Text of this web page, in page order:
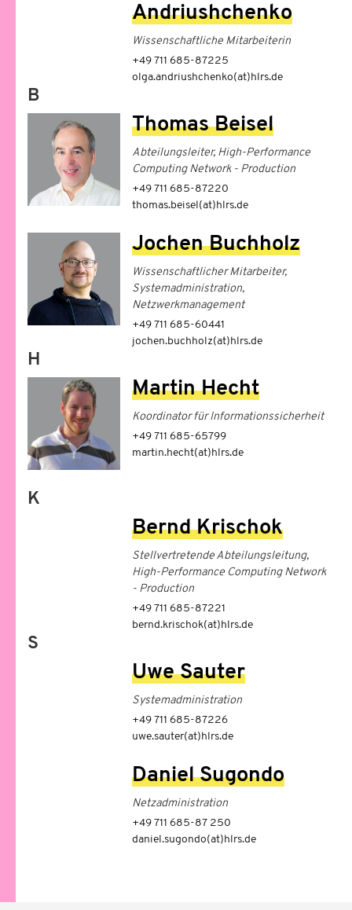
Andriushchenko
Wissenschaftliche Mitarbeiterin
+49 711 685-87225
olga.andriushchenko(at)hlrs.de
B
Thomas Beisel
Abteilungsleiter, High-Performance
Computing Network - Production
+49 711 685-87220
thomas.beisel(at)hlrs.de
Jochen Buchholz
Wissenschaftlicher Mitarbeiter,
Systemadministration,
Netzwerkmanagement
+49 711 685-60441
jochen.buchholz(at)hlrs.de
H
Martin Hecht
Koordinator für Informationssicherheit
+49 711 685-65799
martin.hecht(at)hlrs.de
K
Bernd Krischok
Stellvertretende Abteilungsleitung,
High-Performance Computing Network
- Production
+49 711 685-87221
bernd.krischok(at)hlrs.de
S
Uwe Sauter
Systemadministration
+49 711 685-87226
uwe.sauter(at)hlrs.de
Daniel Sugondo
Netzadministration
+49 711 685-87 250
daniel.sugondo(at)hlrs.de